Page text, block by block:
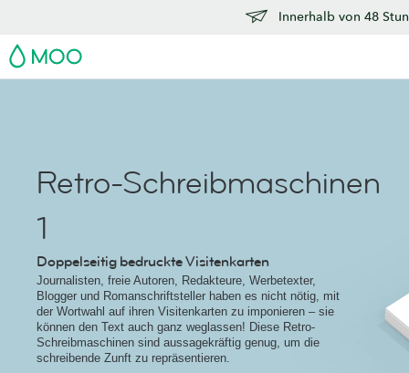
Innerhalb von 48
MOO
Retro-Schreibmaschinen
1
Doppelseitig bedruckte Visitenkarten
Journalisten, freie Autoren, Redakteure, Werbetexter,
Blogger und Romanschriftsteller haben es nicht nötig, mit
der Wortwahl auf ihren Visitenkarten zu imponieren – sie
können den Text auch ganz weglassen! Diese Retro-
Schreibmaschinen sind aussagekräftig genug, um die
schreibende Zunft zu repräsentieren.